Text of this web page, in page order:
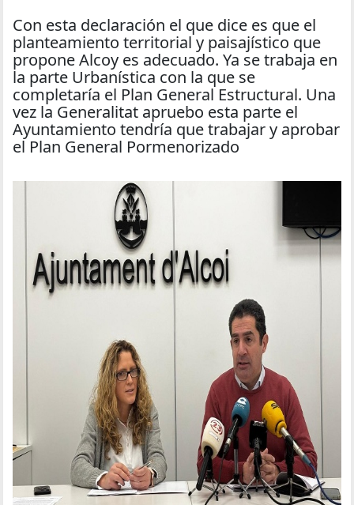
Con esta declaración el que dice es que el
planteamiento territorial y paisajístico que
propone Alcoy es adecuado. Ya se trabaja en
la parte Urbanística con la que se
completaría el Plan General Estructural. Una
vez la Generalitat apruebo esta parte el
Ayuntamiento tendría que trabajar y aprobar
el Plan General Pormenorizado